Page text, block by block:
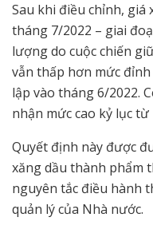
Sau khi điều chỉnh, giá
tháng 7/2022 – giai
lượng do cuộc chiến
vẫn thấp hơn mức
lập vào tháng 6/2022.
nhận mức cao kỷ lục
Quyết định này được
xăng dầu thành phẩm
nguyên tắc điều hành
quản lý của Nhà nước.